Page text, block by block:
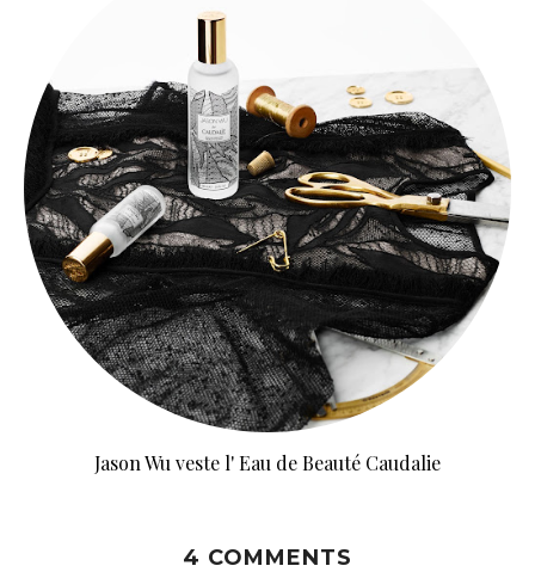
Jason Wu veste l' Eau de Beauté Caudalie
4 COMMENTS